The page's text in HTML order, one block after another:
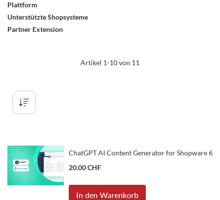
Artikel 1-10von 11
ChatGPT AI Content Generator for Shopware 6
20.00 CHF
In den Warenkorb
Plattform
Unterstützte Shopsysteme
Partner Extension